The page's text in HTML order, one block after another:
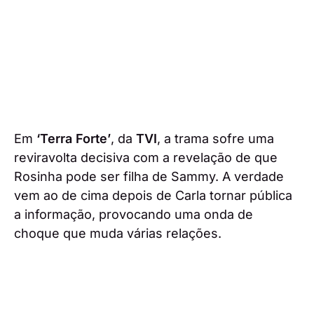
Em ‘Terra Forte’, da TVI, a trama sofre uma
reviravolta decisiva com a revelação de que
Rosinha pode ser filha de Sammy. A verdade
vem ao de cima depois de Carla tornar pública
a informação, provocando uma onda de
choque que muda várias relações.